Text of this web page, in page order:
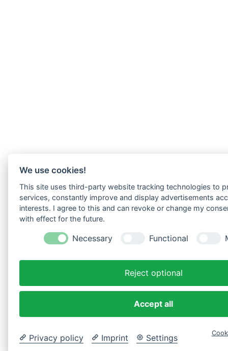
We use cookies!
This site uses third-party website tracking technologies to
services, constantly improve and display advertisements
interests. I agree to this and can revoke or change my
with effect for the future.
Necessary Functional
Reject optional
Accept all
Privacy policy Imprint Settings